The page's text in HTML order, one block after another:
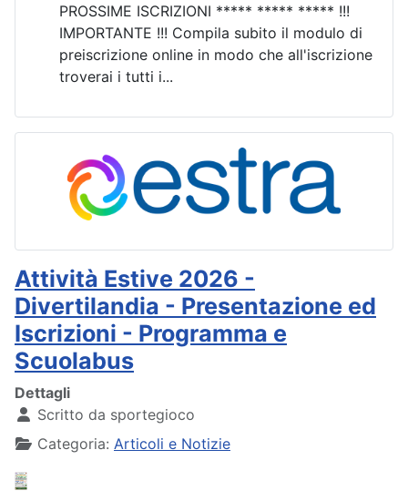
PROSSIME ISCRIZIONI ***** ***** ***** !!!
IMPORTANTE !!! Compila subito il modulo di
preiscrizione online in modo che all'iscrizione
troverai i tutti i...
Attività Estive 2026 -
Divertilandia - Presentazione ed
Iscrizioni - Programma e
Scuolabus
Dettagli
Scritto da sportegioco
Categoria: Articoli e Notizie